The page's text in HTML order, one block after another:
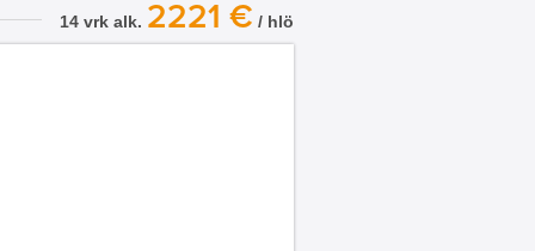
14 vrk alk. 2221 € / hlö